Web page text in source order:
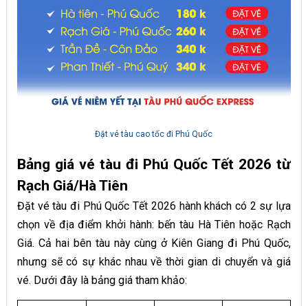
Đặt vé tàu cao tốc đi Phú Quốc
Bảng giá vé tàu đi Phú Quốc Tết 2026 từ
Rạch Giá/Hà Tiên
Đặt vé tàu đi Phú Quốc Tết 2026 hành khách có 2 sự lựa
chọn về địa điểm khởi hành: bến tàu Hà Tiên hoặc Rạch
Giá. Cả hai bên tàu này cùng ở Kiên Giang đi Phú Quốc,
nhưng sẽ có sự khác nhau về thời gian di chuyển và giá
vé. Dưới đây là bảng giá tham khảo: